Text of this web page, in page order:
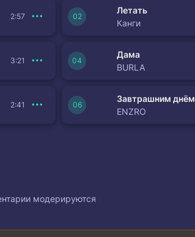
2:57
Летать
Канги
3:21
Дама
BURLA
2:41
Завтрашним днём
ENZRO
модерируются